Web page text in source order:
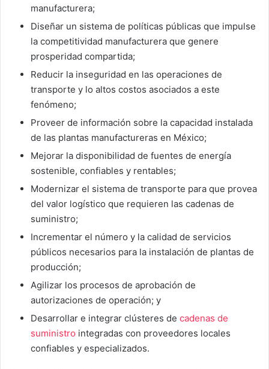
manufacturera;
Diseñar un sistema de políticas públicas que impulse
la competitividad manufacturera que genere
prosperidad compartida;
Reducir la inseguridad en las operaciones de
transporte y lo altos costos asociados a este
fenómeno;
Proveer de información sobre la capacidad instalada
de las plantas manufactureras en México;
Mejorar la disponibilidad de fuentes de energía
sostenible, confiables y rentables;
Modernizar el sistema de transporte para que provea
del valor logístico que requieren las cadenas de
suministro;
Incrementar el número y la calidad de servicios
públicos necesarios para la instalación de plantas de
producción;
Agilizar los procesos de aprobación de
autorizaciones de operación; y
Desarrollar e integrar clústeres de cadenas de
suministro integradas con proveedores locales
confiables y especializados.